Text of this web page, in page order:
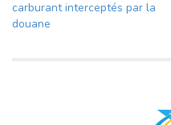
carburant interceptés par la
douane